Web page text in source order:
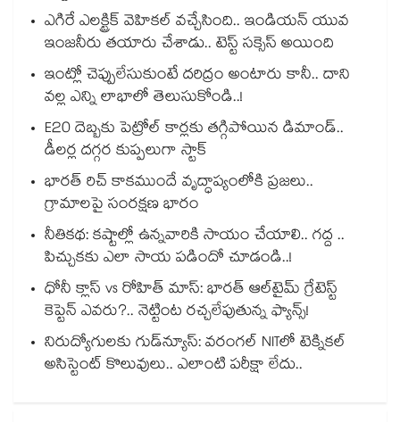
ఎగిరే ఎలక్ట్రిక్ వెహికల్ వచ్చేసింది.. ఇండియన్ యువ
ఇంజనీరు తయారు చేశాడు.. టెస్ట్ సక్సెస్ అయింది
ఇంట్లో చెప్పులేసుకుంటే దరిద్రం అంటారు కానీ.. దాని
వల్ల ఎన్ని లాభాలో తెలుసుకోండి..!
E20 దెబ్బకు పెట్రోల్ కార్లకు తగ్గిపోయిన డిమాండ్..
డీలర్ల దగ్గర కుప్పలుగా స్టాక్
భారత్ రిచ్ కాకముందే వృద్ధాప్యంలోకి ప్రజలు..
గ్రామాలపై సంరక్షణ భారం
నీతికథ: కష్టాల్లో ఉన్నవారికి సాయం చేయాలి.. గద్ద ..
పిచ్చుకకు ఎలా సాయ పడిందో చూడండి..!
ధోనీ క్లాస్ vs రోహిత్ మాస్: భారత్ ఆల్‌టైమ్ గ్రేటెస్ట్
కెప్టెన్ ఎవరు?.. నెట్టింట రచ్చలేపుతున్న ఫ్యాన్స్!
నిరుద్యోగులకు గుడ్‌న్యూస్: వరంగల్ NITలో టెక్నికల్
అసిస్టెంట్ కొలువులు.. ఎలాంటి పరీక్షా లేదు..